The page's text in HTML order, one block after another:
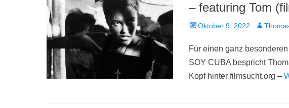
– featuring Tom
Veröffentlicht
Oktober 9, 2022 Autor
Für einen ganz
SOY CUBA bespricht
Kopf hinter filmsucht.org –